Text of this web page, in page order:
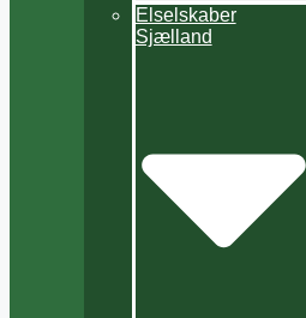
Elselskaber
Sjælland